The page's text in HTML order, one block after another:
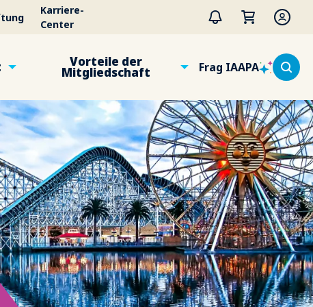
Karriere-
Center
Vorteile der
Mitgliedschaft Frag IAAPA